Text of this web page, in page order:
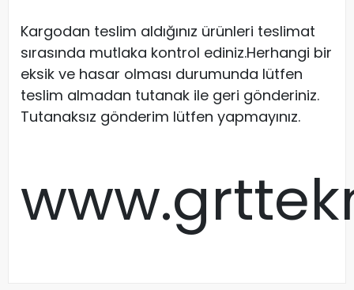
Kargodan teslim aldığınız ürünleri teslimat
sırasında mutlaka kontrol ediniz.Herhangi bir
eksik ve hasar olması durumunda lütfen
teslim almadan tutanak ile geri gönderiniz.
Tutanaksız gönderim lütfen yapmayınız.